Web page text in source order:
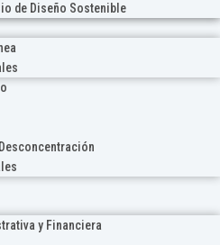
de Diseño Sostenible
y Financiera